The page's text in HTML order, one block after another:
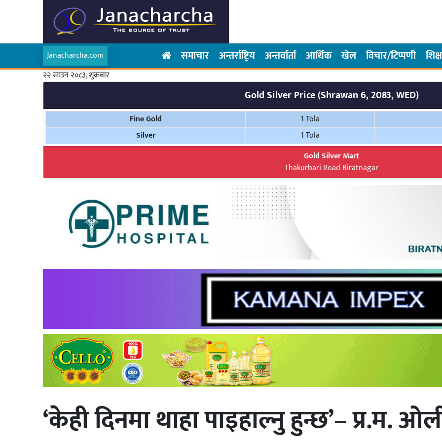
Janacharcha.com समाचार अन्तर्राष्ट्रिय अन्तर्वार्ता आर्थिक खेल विचार/टिप्पणी
२२ साउन २०८३, शुक्रबार
Gold Silver Price (Shrawan 6, 2083, WED)
Fine Gold
1 Tola
Silver
1 Tola
Gold Silver Mart
Thakurbari Road Biratnagar
‘केही दिनमा थाहा पाइहाल्नु हुन्छ’– प्र.म.